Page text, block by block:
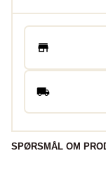
SPØRSMÅL OM